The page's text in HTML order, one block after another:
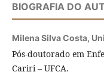
BIOGRAFIA DO
Milena Silva Costa,
Pós-doutorado em
Cariri – UFCA.